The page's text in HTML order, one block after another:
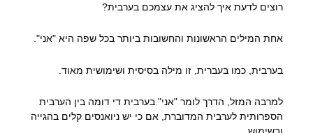
רוצים לדעת איך להציג את עצמכם בערבית?
אחת המילים הראשונות והחשובות ביותר בכל שפה היא "אני".
בערבית, כמו בעברית, זו מילה בסיסית ושימושית מאוד.
למרבה המזל, הדרך לומר "אני" בערבית די דומה בין הערבית
הספרותית לערבית המדוברת, אם כי יש ניואנסים קלים בהגייה